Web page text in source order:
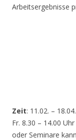
Arbeitsergebnisse
Zeit: 11.02. –
Fr. 8.30 – 14.00
oder Seminare